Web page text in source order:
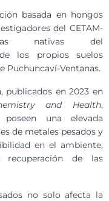
basada en hongos
del CETAM-
nativas del
los propios suelos
Puchuncaví-Ventanas.
publicados en 2023 en
and Health,
una elevada
de metales pesados y
en el ambiente,
recuperación de las
no solo afecta la